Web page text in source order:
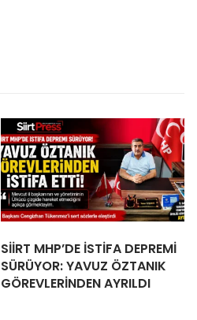
SİİRT MHP’DE İSTİFA DEPREMİ
SÜRÜYOR: YAVUZ ÖZTANIK
GÖREVLERİNDEN AYRILDI